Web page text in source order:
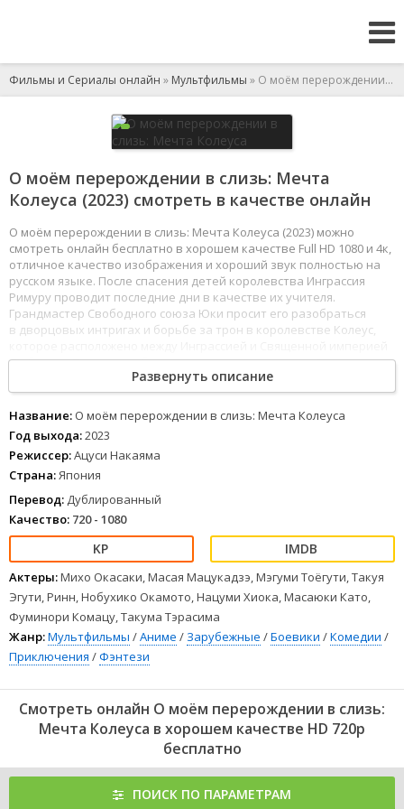
Фильмы и Сериалы онлайн » Мультфильмы » О моём перерождении в слизь: Мечта Колеуса
О моём перерождении в слизь: Мечта
Колеуса (2023) смотреть в качестве онлайн
О моём перерождении в слизь: Мечта Колеуса (2023) можно
смотреть онлайн бесплатно в хорошем качестве Full HD 1080 и 4к,
отличное качество изображения и хороший звук полностью на
русском языке. После спасения детей королевства Инграссия
Римуру проводит последние дни в качестве их учителя.
Грандмастер Свободного союза Юки просит его разобраться
в дворцовых интригах и борьбе за трон в королевстве Колеус,
Любелиус. Парень прибывает на место под именем Сатору
и обнаруживает, что помимо людей паутину интриг плетут
демоны и вампиры.
1 234 5 6 7 8
Развернуть описание
Название: О моём перерождении в слизь: Мечта Колеуса
Год выхода:2023
Режиссер:Ацуси Накаяма
Страна:Япония
Перевод: Дублированный
Качество: 720 - 1080
Актеры:Михо Окасаки, Масая Мацукадзэ, Мэгуми Тоёгути, Такуя
Эгути, Ринн, Нобухико Окамото, Нацуми Хиока, Масаюки Като,
Фуминори Комацу, Такума Тэрасима
Жанр:Мультфильмы /Аниме / Зарубежные /Боевики /Комедии /
Приключения /Фэнтези
Смотреть онлайн О моём перерождении в слизь:
Мечта Колеуса в хорошем качестве HD 720p
бесплатно
ПОИСК ПО ПАРАМЕТРАМ